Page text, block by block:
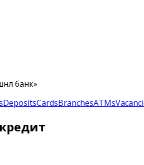
банк»
DepositsCardsBranchesATMs